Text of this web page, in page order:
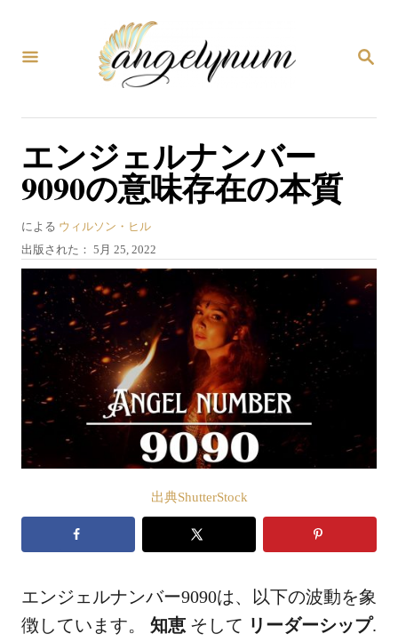
検
エンジェルナンバー
9090の意味存在の本質
による 著
者
ウィルソン・ヒル
投
稿
出版された： 5月 25, 2022
出典ShutterStock
エンジェルナンバー9090は、以下の波動を象
徴しています。 知恵 そして リーダーシップ.